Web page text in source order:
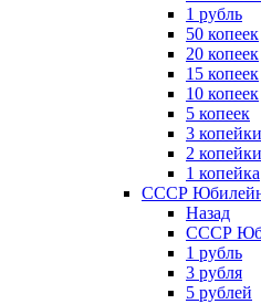
1 рубль
50 копеек
20 копеек
15 копеек
10 копеек
5 копеек
3 копейки
2 копейки
1 копейка
СССР
Назад
СССР
1 рубль
3 рубля
5 рублей